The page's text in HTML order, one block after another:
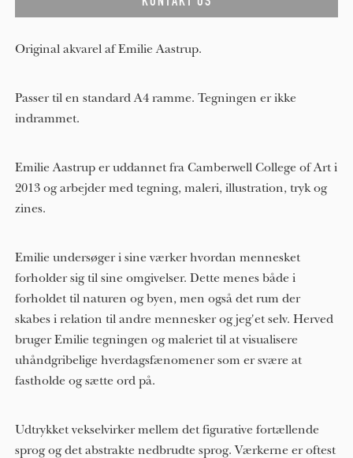
Original akvarel af Emilie Aastrup.
Passer til en standard A4 ramme. Tegningen er ikke
indrammet.
Emilie Aastrup er uddannet fra Camberwell College of Art i
2013 og arbejder med tegning, maleri, illustration, tryk og
zines.
Emilie undersøger i sine værker hvordan mennesket
forholder sig til sine omgivelser. Dette menes både i
forholdet til naturen og byen, men også det rum der
skabes i relation til andre mennesker og jeg'et selv. Herved
bruger Emilie tegningen og maleriet til at visualisere
uhåndgribelige hverdagsfænomener som er svære at
fastholde og sætte ord på.
Udtrykket vekselvirker mellem det figurative fortællende
sprog og det abstrakte nedbrudte sprog. Værkerne er oftest